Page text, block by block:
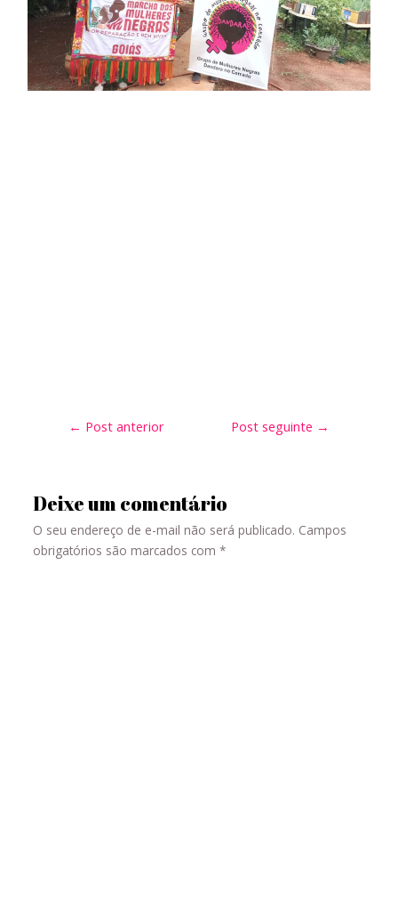
← Post anterior Post seguinte →
Deixe um comentário
O seu endereço de e-mail não será publicado. Campos
obrigatórios são marcados com *